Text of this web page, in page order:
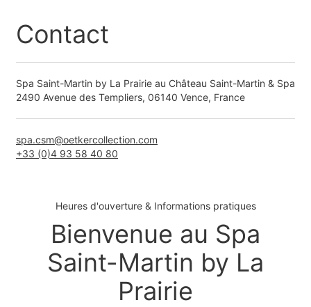
Contact
Spa Saint-Martin by La Prairie au Château Saint-Martin & Spa
2490 Avenue des Templiers, 06140 Vence, France
spa.csm@oetkercollection.com
+33 (0)4 93 58 40 80
Heures d'ouverture & Informations pratiques
Bienvenue au Spa
Saint-Martin by La
Prairie